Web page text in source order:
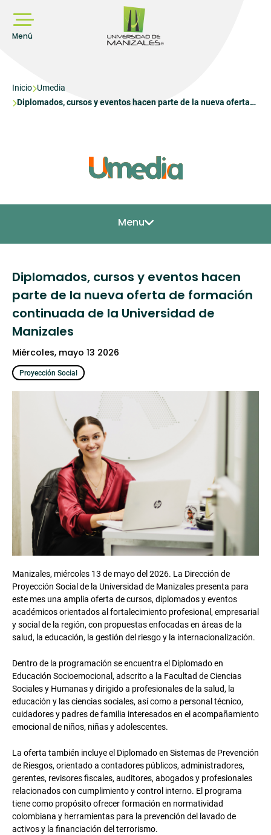
contenido
principal
Menú
Sobrescribir
enlaces
Inicio Umedia
Diplomados, cursos y eventos hacen parte de la nueva oferta
Menu
Diplomados, cursos y eventos hacen
parte de la nueva oferta de formación
continuada de la Universidad de
Manizales
miércoles, mayo 13 2026
Proyección Social
Manizales, miércoles 13 de mayo del 2026. La Dirección de
Proyección Social de la Universidad de Manizales presenta para
este mes una amplia oferta de cursos, diplomados y eventos
académicos orientados al fortalecimiento profesional, empresarial
y social de la región, con propuestas enfocadas en áreas de la
salud, la educación, la gestión del riesgo y la internacionalización.
Dentro de la programación se encuentra el Diplomado en
Educación Socioemocional, adscrito a la Facultad de Ciencias
Sociales y Humanas y dirigido a profesionales de la salud, la
educación y las ciencias sociales, así como a personal técnico,
cuidadores y padres de familia interesados en el acompañamiento
emocional de niños, niñas y adolescentes.
La oferta también incluye el Diplomado en Sistemas de Prevención
de Riesgos, orientado a contadores públicos, administradores,
gerentes, revisores fiscales, auditores, abogados y profesionales
relacionados con cumplimiento y control interno. El programa
tiene como propósito ofrecer formación en normatividad
colombiana y herramientas para la prevención del lavado de
activos y la financiación del terrorismo.